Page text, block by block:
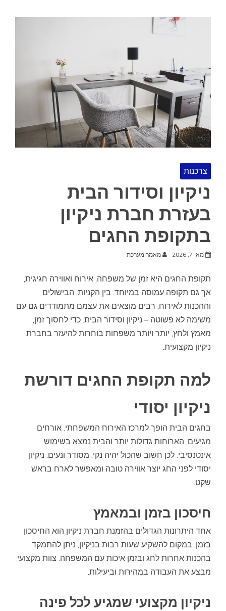
צרכנות
ניקיון וסידור הבית
בעזרת חברת ניקיון
בתקופת החגים
מאי 7, 2026 מאמר מערכת
תקופת החגים היא זמן של משפחה, אירוח ואווירה חגיגית,
אך גם תקופה עמוסה במיוחד. בין הקניות, הבישולים
וההכנות לאירוח, רבים מוצאים את עצמם מתמודדים גם עם
משימה לא פשוטה – ניקיון וסידור הבית. כדי לחסוך זמן,
מאמץ ולחץ, יותר ויותר משפחות בוחרות להיעזר בחברת
ניקיון מקצועית.
למה תקופת החגים דורשת
ניקיון יסודי
בחגים הבית הופך למרכז האירוח המשפחתי. אורחים
מגיעים, הארוחות גדולות יותר והבית נמצא בשימוש
אינטנסיבי. לכן חשוב שהכול יהיה נקי, מסודר ונעים. ניקיון
יסודי לפני החג יוצר אווירה טובה ומאפשר לארח בראש
שקט.
חיסכון בזמן ובמאמץ
אחד היתרונות הגדולים בהזמנת חברת ניקיון הוא החיסכון
בזמן. במקום להשקיע שעות רבות בניקיון, ניתן להתמקד
בהכנות אחרות לחג ובזמן איכות עם המשפחה. צוות מקצועי
מבצע את העבודה במהירות וביעילות.
ניקיון מקצועי שמגיע לכל פינה